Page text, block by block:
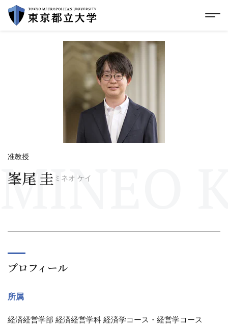
グローバルメニューにスキップ メ
MINEO
准教授
峯尾 圭 ミネオ ケイ
プロフィール
所属
経済経営学部 経済経営学科 経済学コース・経営学コース